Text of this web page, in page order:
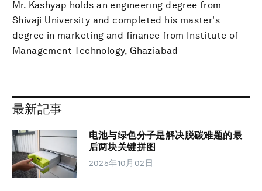
Mr. Kashyap holds an engineering degree from
Shivaji University and completed his master's
degree in marketing and finance from Institute of
Management Technology, Ghaziabad
最新記事
电池与绿色分子是解决脱碳难题的最
后两块关键拼图
2025年10月02日